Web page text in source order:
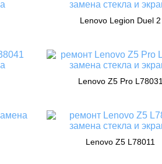
Lenovo Legion Duel 2
Lenovo Z5 Pro L78031
Lenovo Z5 L78011